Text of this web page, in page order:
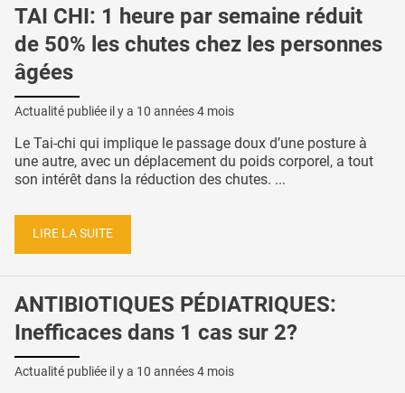
TAI CHI: 1 heure par semaine réduit
de 50% les chutes chez les personnes
âgées
Actualité publiée il y a 10 années 4 mois
Le Tai-chi qui implique le passage doux d’une posture à
une autre, avec un déplacement du poids corporel, a tout
son intérêt dans la réduction des chutes. ...
LIRE LA SUITE
ANTIBIOTIQUES PÉDIATRIQUES:
Inefficaces dans 1 cas sur 2?
Actualité publiée il y a 10 années 4 mois